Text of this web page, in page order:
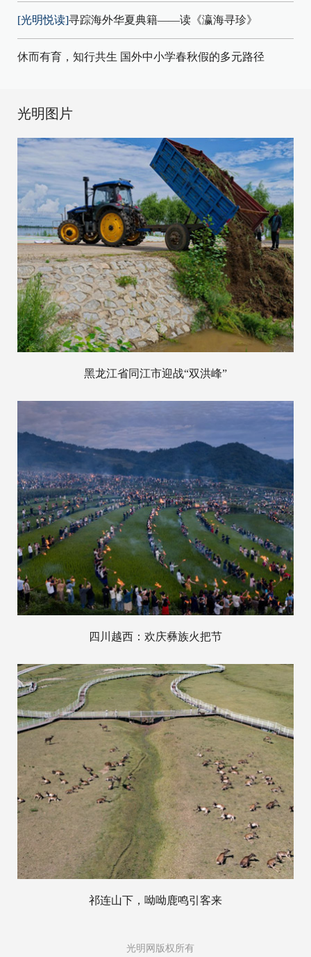
[光明悦读]寻踪海外华夏典籍——读《瀛海寻珍》
休而有育，知行共生 国外中小学春秋假的多元路径
光明图片
黑龙江省同江市迎战“双洪峰”
四川越西：欢庆彝族火把节
祁连山下，呦呦鹿鸣引客来
光明网版权所有